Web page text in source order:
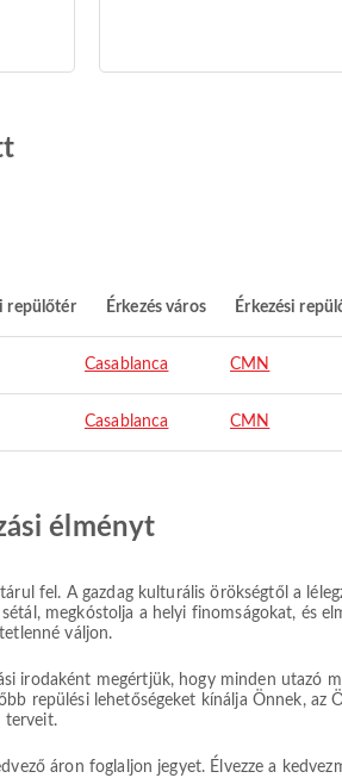
repülőtér Érkezés város Érkezési
Casablanca CMN
Casablanca CMN
élményt
fel. A gazdag kulturális örökségtől a
megkóstolja a helyi finomságokat, és
váljon.
irodaként megértjük, hogy minden utazó
repülési lehetőségeket kínálja Önnek, az
terveit.
áron foglaljon jegyet. Élvezze a